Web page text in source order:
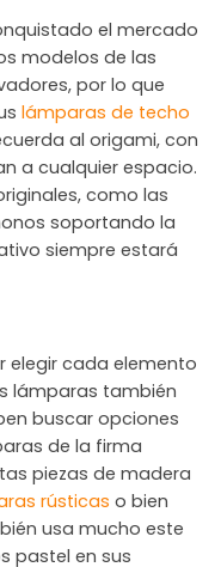
el mercado
modelos de las
por lo que
lámparas de techo
al origami, con
a cualquier espacio.
como las
soportando la
siempre estará
elegir cada elemento
lámparas también
buscar opciones
de la firma
piezas de madera
rústicas o bien
usa mucho este
pastel en sus